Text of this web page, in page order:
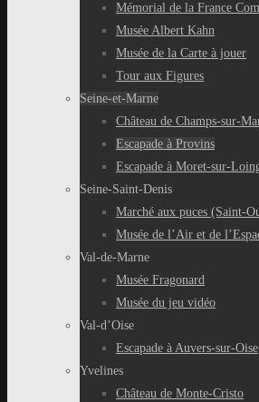
Mémorial de la France
Musée Albert Kahn
Musée de la Carte à jouer
Tour aux Figures
Seine-et-Marne
Château de Champs-sur-
Escapade à Provins
Escapade à Moret-sur-
Seine-Saint-Denis
Marché aux puces (Saint-
Musée de l’Air et de
Val-de-Marne
Musée Fragonard
Musée du jeu vidéo
Val-d’Oise
Escapade à Auvers-sur-Oise
Yvelines
Château de Monte-Cristo